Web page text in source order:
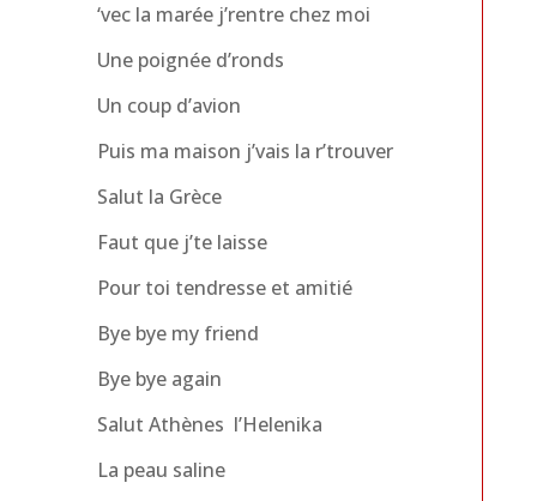
‘vec la marée j’rentre chez moi
Une poignée d’ronds
Un coup d’avion
Puis ma maison j’vais la r’trouver
Salut la Grèce
Faut que j’te laisse
Pour toi tendresse et amitié
Bye bye my friend
Bye bye again
Salut Athènes l’Helenika
La peau saline